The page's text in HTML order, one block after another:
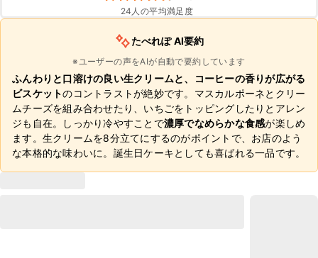
24 人の平均満足度
たべれぽ AI要約
※ユーザーの声をAIが自動で要約しています
ふんわりと口溶けの良い生クリームと、コーヒーの香りが広がる
ビスケットのコントラストが絶妙です。マスカルポーネとクリー
ムチーズを組み合わせたり、いちごをトッピングしたりとアレン
ジも自在。しっかり冷やすことで濃厚でなめらかな食感が楽しめ
ます。生クリームを8分立てにするのがポイントで、お店のよう
な本格的な味わいに。誕生日ケーキとしても喜ばれる一品です。